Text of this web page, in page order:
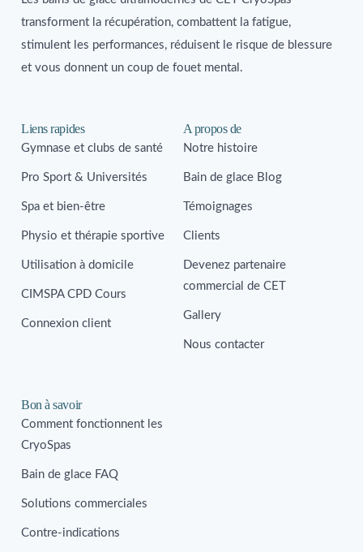
transforment la récupération, combattent la fatigue,
stimulent les performances, réduisent le risque de blessure
et vous donnent un coup de fouet mental.
Liens rapides
Gymnase et clubs de santé
Pro Sport & Universités
Spa et bien-être
Physio et thérapie sportive
Utilisation à domicile
CIMSPA CPD Cours
Connexion client
A propos de
Notre histoire
Bain de glace Blog
Témoignages
Clients
Devenez partenaire
commercial de CET
Gallery
Nous contacter
Bon à savoir
Comment fonctionnent les
CryoSpas
Bain de glace FAQ
Solutions commerciales
Contre-indications